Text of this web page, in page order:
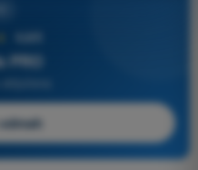
4,6/5
PRO